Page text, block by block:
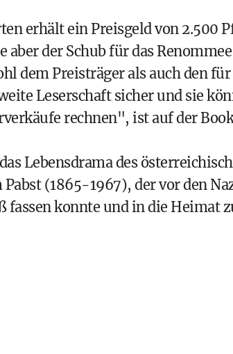
erhält ein Preisgeld von 2.500
aber der Schub für das
dem Preisträger als auch den
Leserschaft sicher und sie
rechnen", ist auf der
Lebensdrama des
(1865-1967), der vor den
konnte und in die Heimat